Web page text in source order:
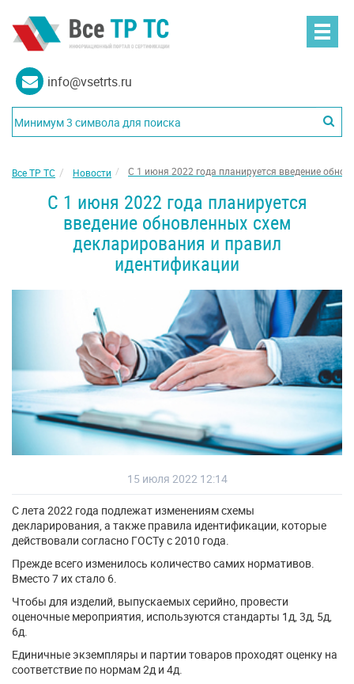
info@vsetrts.ru
Все ТР ТС Новости С 1 июня 2022 года планируется введение
С 1 июня 2022 года планируется
введение обновленных схем
декларирования и правил
идентификации
15 июля 2022 12:14
С лета 2022 года подлежат изменениям схемы
декларирования, а также правила идентификации, которые
действовали согласно ГОСТу с 2010 года.
Прежде всего изменилось количество самих нормативов.
Вместо 7 их стало 6.
Чтобы для изделий, выпускаемых серийно, провести
оценочные мероприятия, используются стандарты 1д, 3д, 5д,
6д.
Единичные экземпляры и партии товаров проходят оценку на
соответствие по нормам 2д и 4д.